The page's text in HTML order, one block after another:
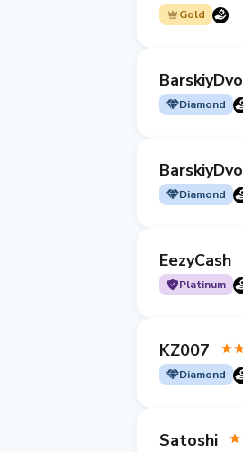
Gold
Diamond
Diamond
EezyCash
Platinum
KZ007
Diamond
Satoshi